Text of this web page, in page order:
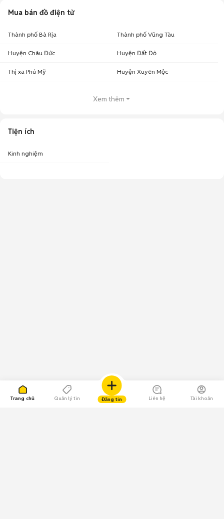
Trang chủ Quản lý tin Đăng tin Liên hệ Tài khoản
Mua bán đồ điện tử
Thành phố Bà Rịa Thành phố Vũng Tàu
Huyện Châu Đức Huyện Đất Đỏ
Thị xã Phú Mỹ Huyện Xuyên Mộc
Xem thêm
Tiện ích
Kinh nghiệm